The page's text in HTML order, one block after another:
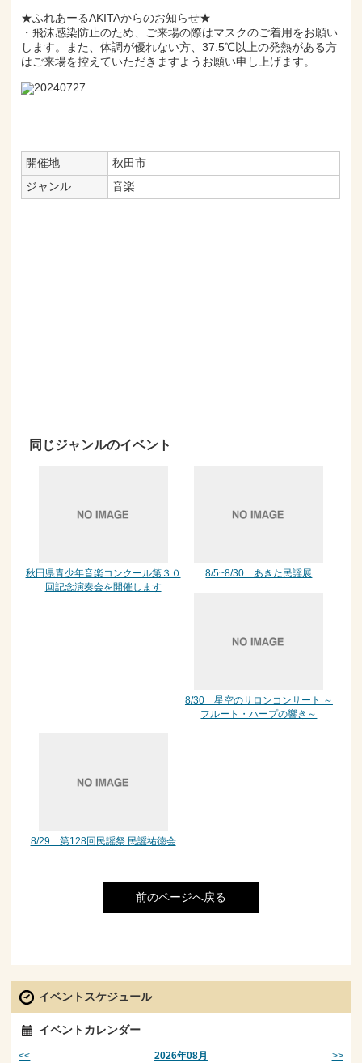
★ふれあーるAKITAからのお知らせ★
・飛沫感染防止のため、ご来場の際はマスクのご着用をお願い
します。また、体調が優れない方、37.5℃以上の発熱がある方
はご来場を控えていただきますようお願い申し上げます。
開催地
秋田市
ジャンル
音楽
同じジャンルのイベント
秋田県青少年音楽コンクール第３０
回記念演奏会を開催します
8/5~8/30 あきた民謡展
8/30 星空のサロンコンサート ～
フルート・ハープの響き～
8/29 第128回民謡祭 民謡祐徳会
前のページへ戻る
イベントスケジュール
イベントカレンダー
2026年08月
<< >>